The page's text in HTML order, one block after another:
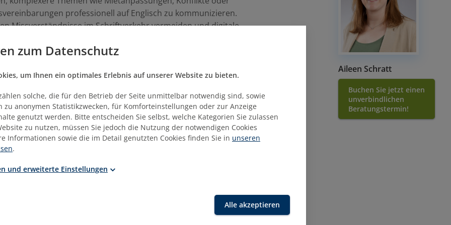
professionell auf Englisch zu kommunizieren.
Missverständnisse im Schriftverkehr vermeiden und digitale
die Mieterbindung durch souveräne, empathische
und/oder Mitarbeitende im Bestandsmanagement mit
(Sprachniveau B1), die komplexere Gespräche
Parteien führen möchten.
Aileen Schratt
Buchen Sie jetzt einen
unverbindlichen
Beratungstermin!
zum Datenschutz
um Ihnen ein optimales Erlebnis auf unserer Website zu bieten.
solche, die für den Betrieb der Seite unmittelbar notwendig sind, sowie
zu anonymen Statistikzwecken, für Komforteinstellungen oder zur Anzeige
genutzt werden. Bitte entscheiden Sie selbst, welche Kategorien Sie zulassen
zu nutzen, müssen Sie jedoch die Nutzung der notwendigen Cookies
Informationen sowie die im Detail genutzten Cookies finden Sie in unseren
.
und erweiterte Einstellungen
Alle akzeptieren